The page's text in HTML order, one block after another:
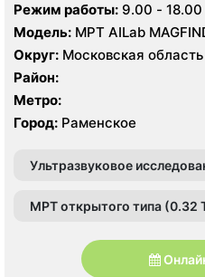
Режим работы: 9.00 - 18.00
Модель: МРТ AILab
Округ: Московская область
Район:
Метро:
Город: Раменское
Ультразвуковое
МРТ открытого типа (0.32